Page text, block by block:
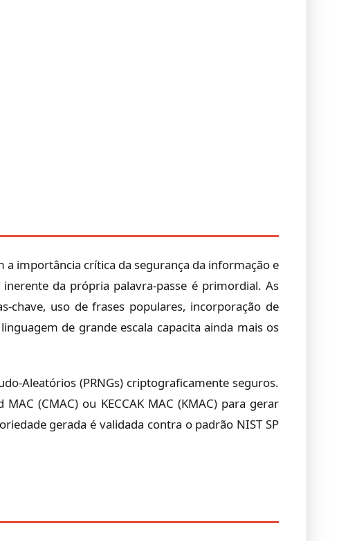
a importância crítica da segurança da informação e
da própria palavra-passe é primordial. As
chave, uso de frases populares, incorporação de
de grande escala capacita ainda mais os
Aleatórios (PRNGs) criptograficamente seguros.
(CMAC) ou KECCAK MAC (KMAC) para gerar
gerada é validada contra o padrão NIST SP